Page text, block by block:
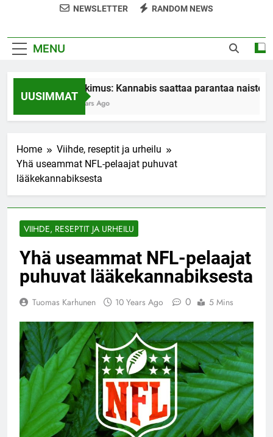
NEWSLETTER RANDOM NEWS
MENU
UUSIMMAT
Tutkimus: Kannabis saattaa parantaa naisten
7 Years Ago
Home
Viihde, reseptit ja urheilu
Yhä useammat NFL-pelaajat puhuvat
lääkekannabiksesta
VIIHDE, RESEPTIT JA URHEILU
Yhä useammat NFL-pelaajat
puhuvat lääkekannabiksesta
Tuomas Karhunen 10 Years Ago 0 5 Mins